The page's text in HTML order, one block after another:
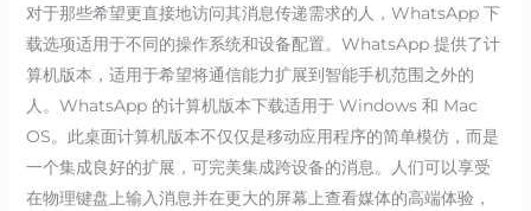
对于那些希望更直接地访问其消息传递需求的人，WhatsApp 下
载选项适用于不同的操作系统和设备配置。WhatsApp 提供了计
算机版本，适用于希望将通信能力扩展到智能手机范围之外的
人。WhatsApp 的计算机版本下载适用于 Windows 和 Mac
OS。此桌面计算机版本不仅仅是移动应用程序的简单模仿，而是
一个集成良好的扩展，可完美集成跨设备的消息。人们可以享受
在物理键盘上输入消息并在更大的屏幕上查看媒体的高端体验，